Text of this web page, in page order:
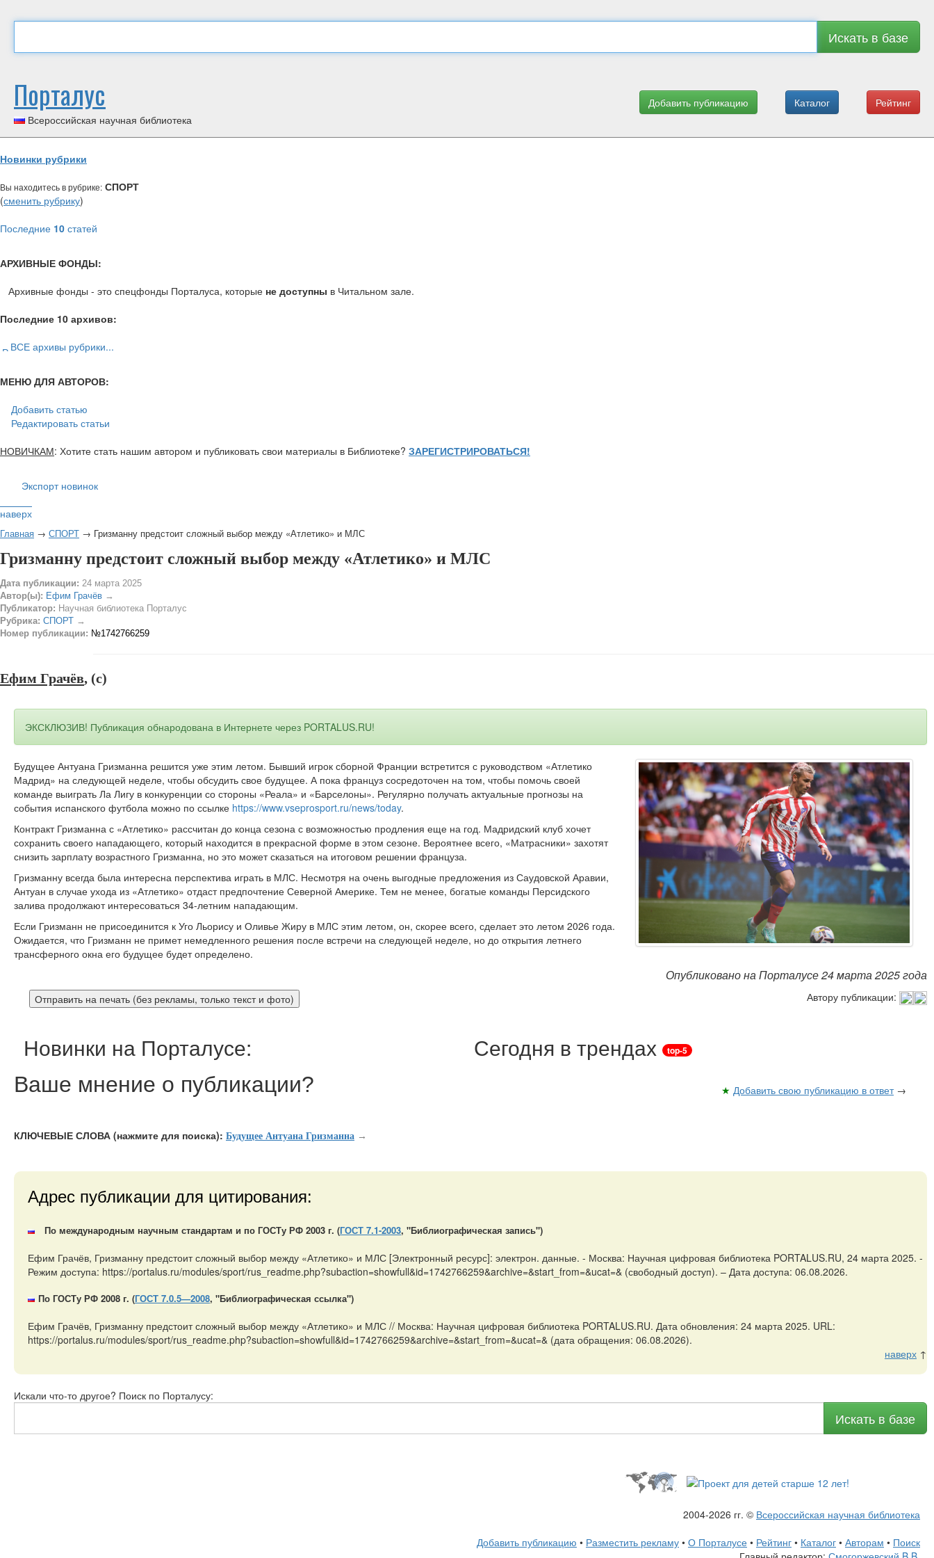
Искать в базе
Рейтинг
Каталог
Добавить публикацию
Порталус
Всероссийская научная библиотека
Новинки рубрики
Вы находитесь в рубрике: СПОРТ
(сменить рубрику)
Последние 10 статей
АРХИВНЫЕ ФОНДЫ:
Архивные фонды - это спецфонды Порталуса, которые не доступны в Читальном зале.
Последние 10 архивов:
ВСЕ архивы рубрики...
МЕНЮ ДЛЯ АВТОРОВ:
Добавить статью
Редактировать статьи
НОВИЧКАМ: Хотите стать нашим автором и публиковать свои материалы в Библиотеке? ЗАРЕГИСТРИРОВАТЬСЯ!
Экспорт новинок
наверх
Главная → СПОРТ → Гризманну предстоит сложный выбор между «Атлетико» и МЛС
Гризманну предстоит сложный выбор между «Атлетико» и МЛС
Дата публикации: 24 марта 2025
Автор(ы): Ефим Грачёв →
Публикатор: Научная библиотека Порталус
Рубрика: СПОРТ →
Номер публикации: №1742766259
Ефим Грачёв, (c)
ЭКСКЛЮЗИВ! Публикация обнародована в Интернете через PORTALUS.RU!
Будущее Антуана Гризманна решится уже этим летом. Бывший игрок сборной Франции встретится с руководством «Атлетико
Мадрид» на следующей неделе, чтобы обсудить свое будущее. А пока француз сосредоточен на том, чтобы помочь своей
команде выиграть Ла Лигу в конкуренции со стороны «Реала» и «Барселоны». Регулярно получать актуальные прогнозы на
события испанского футбола можно по ссылке https://www.vseprosport.ru/news/today.
Контракт Гризманна с «Атлетико» рассчитан до конца сезона с возможностью продления еще на год. Мадридский клуб хочет
сохранить своего нападающего, который находится в прекрасной форме в этом сезоне. Вероятнее всего, «Матрасники» захотят
снизить зарплату возрастного Гризманна, но это может сказаться на итоговом решении француза.
Гризманну всегда была интересна перспектива играть в МЛС. Несмотря на очень выгодные предложения из Саудовской Аравии,
Антуан в случае ухода из «Атлетико» отдаст предпочтение Северной Америке. Тем не менее, богатые команды Персидского
залива продолжают интересоваться 34-летним нападающим.
Если Гризманн не присоединится к Уго Льорису и Оливье Жиру в МЛС этим летом, он, скорее всего, сделает это летом 2026 года.
Ожидается, что Гризманн не примет немедленного решения после встречи на следующей неделе, но до открытия летнего
трансферного окна его будущее будет определено.
Опубликовано на Порталусе 24 марта 2025 года
Автору публикации:
Новинки на Порталусе: Сегодня в трендах top-5
★ Добавить свою публикацию в ответ→
Ваше мнение о публикации?
КЛЮЧЕВЫЕ СЛОВА (нажмите для поиска): Будущее Антуана Гризманна →
Адрес публикации для цитирования:
По международным научным стандартам и по ГОСТу РФ 2003 г. (ГОСТ 7.1-2003, "Библиографическая запись")
Ефим Грачёв, Гризманну предстоит сложный выбор между «Атлетико» и МЛС [Электронный ресурс]: электрон. данные. - Москва: Научная цифровая библиотека PORTALUS.RU, 24 марта 2025. -
Режим доступа: https://portalus.ru/modules/sport/rus_readme.php?subaction=showfull&id=1742766259&archive=&start_from=&ucat=& (свободный доступ). – Дата доступа: 06.08.2026.
По ГОСТу РФ 2008 г. (ГОСТ 7.0.5—2008, "Библиографическая ссылка")
Ефим Грачёв, Гризманну предстоит сложный выбор между «Атлетико» и МЛС // Москва: Научная цифровая библиотека PORTALUS.RU. Дата обновления: 24 марта 2025. URL:
https://portalus.ru/modules/sport/rus_readme.php?subaction=showfull&id=1742766259&archive=&start_from=&ucat=& (дата обращения: 06.08.2026).
наверх ↑
Искали что-то другое? Поиск по Порталусу:
Искать в базе
2004-2026 гг. © Всероссийская научная библиотека
Добавить публикацию • Разместить рекламу • О Порталусе • Рейтинг • Каталог • Авторам • Поиск